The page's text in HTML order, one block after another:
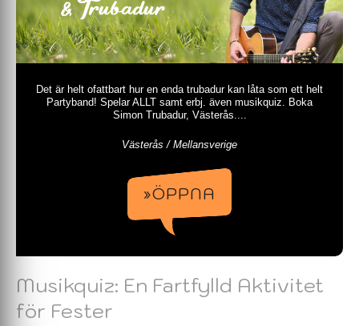
Det är helt ofattbart hur en enda trubadur kan låta som ett helt
Partyband! Spelar ALLT samt erbj. även musikquiz. Boka
Simon Trubadur, Västerås....
Västerås / Mellansverige
»ÖPPNA
Musikquiz: En Fartfylld Aktivitet
för Fester